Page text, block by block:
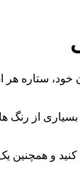
ستاره هر
از رنگ
و همچنین